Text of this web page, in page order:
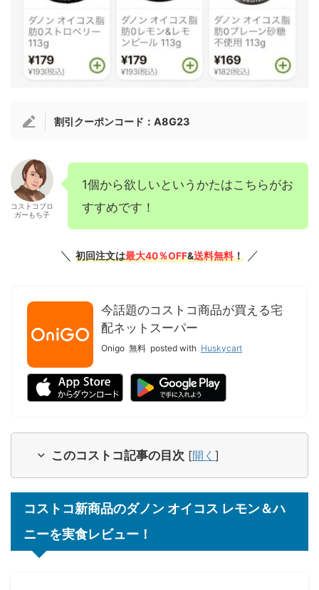
割引クーポンコード：A8G23
コストコブロ
ガーもち子
1個から欲しいというかたはこちらがお
すすめです！
＼ 初回注文は最大40％OFF&送料無料！ ／
今話題のコストコ商品が買える宅
配ネットスーパー
Onigo 無料 posted with Huskycart
このコストコ記事の目次 [開く ]
コストコ新商品のダノン オイコス レモン＆ハ
ニーを実食レビュー！